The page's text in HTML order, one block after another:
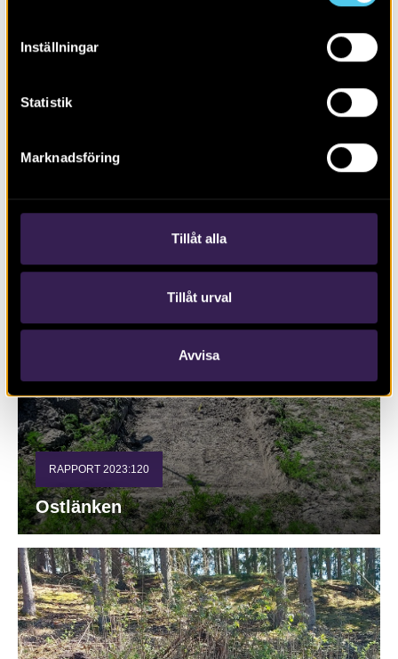
Inställningar
Statistik
Marknadsföring
Tillåt alla
Tillåt urval
Avvisa
Ny bebyggelse genom skogsområdet
Lunsen
RAPPORT 2023:120
Ostlänken